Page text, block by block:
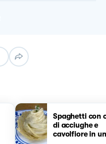
Spaghetti con
di acciughe e
cavolfiore in